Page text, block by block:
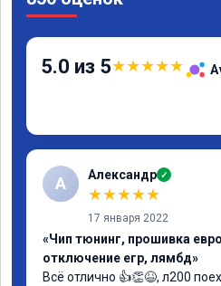
5.0 из 5★★★★★
А Александр ✓
★★★★★
17 января 2022
«Чип тюнинг, прошивка
отключение егр, лямбд»
Всё отлично 👍👏😆, л200